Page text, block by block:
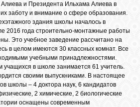
Алиева и Президента Ильхама Алиева в
заботу и внимание о сфере образования.
здания школы началось в
2016 года строительно-монтажные работы
Это учебное заведение рассчитано на
в целом имеются 30 классных комнат. Все
учебными принадлежностями.
учащихся в школе занимается 61 учитель.
своими выпускниками. В настоящее
школы – 4 доктора наук, 6 кандидатов
2 химические, 2 биологические
оснащены современным